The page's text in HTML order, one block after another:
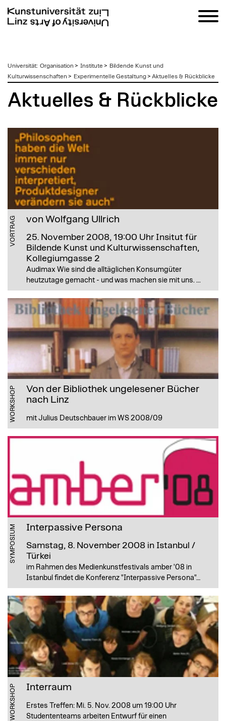
zum
Inhalt
Universität: Organisation > Institute > Bildende Kunst und
Kulturwissenschaften > Experimentelle Gestaltung> Aktuelles & Rückblicke
Aktuelles & Rückblicke
VORTRAG von Wolfgang Ullrich
25. November 2008, 19:00 Uhr Insitut für
Bildende Kunst und Kulturwissenschaften,
Kollegiumgasse 2
Audimax Wie sind die alltäglichen Konsumgüter
heutzutage gemacht - und was machen sie mit uns. ...
WORKSHOP
Von der Bibliothek ungelesener Bücher
nach Linz
mit Julius Deutschbauer im WS 2008/09
SYMPOSIUM Interpassive Persona
Samstag, 8. November 2008 in Istanbul /
Türkei
im Rahmen des Medienkunstfestivals amber '08 in
Istanbul findet die Konferenz "Interpassive Persona"…
WORKSHOP Interraum
Erstes Treffen: Mi. 5. Nov. 2008 um 19:00 Uhr
Studententeams arbeiten Entwurf für einen